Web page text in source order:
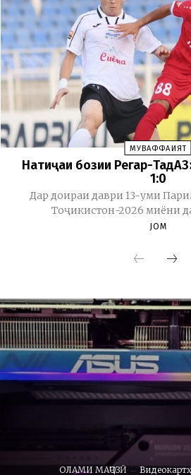
МУВАФФАҚИЯТ
Натиҷаи бозии Регар-
1:0
Дар доираи даври 13-уми
Тоҷикистон-2026 миёни
JOM